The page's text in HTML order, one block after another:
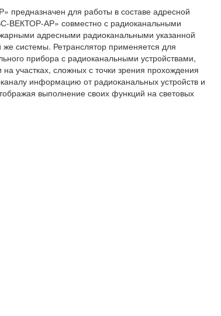
предназначен для работы в составе адресной
ВЕКТОР-АР» совместно с радиоканальными
адресными радиоканальными указанной
системы. Ретранслятор применяется для
прибора с радиоканальными устройствами,
участках, сложных с точки зрения прохождения
информацию от радиоканальных устройств и
выполнение своих функций на световых